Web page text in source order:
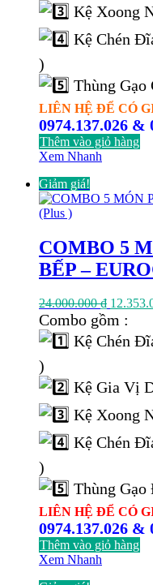
Kệ Xoong
Kệ Chén
)
Thùng Gạo
LIÊN HỆ ĐỂ CÓ
0974.137.026 &
Thêm vào giỏ hàng
Xem Nhanh
Giảm giá!
COMBO 5
BẾP –
24.000.000₫ Giá
gốc
là:
Combo gồm :
Kệ Chén
)
Kệ Gia Vị
Kệ Xoong
Kệ Chén
)
Thùng
LIÊN HỆ ĐỂ CÓ
0974.137.026 &
Thêm vào giỏ hàng
Xem Nhanh